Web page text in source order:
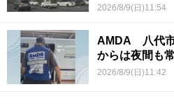
2026/8/9(日)11:54
AMDA 八代
からは夜間も
2026/8/9(日)11:42